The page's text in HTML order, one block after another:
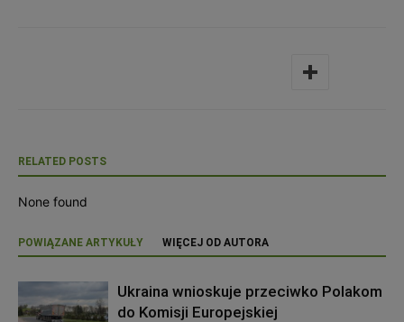
RELATED POSTS
None found
POWIĄZANE ARTYKUŁY WIĘCEJ OD AUTORA
Ukraina wnioskuje przeciwko Polakom
do Komisji Europejskiej